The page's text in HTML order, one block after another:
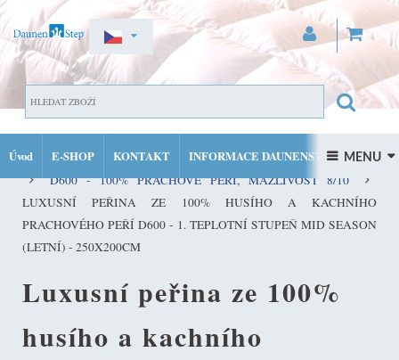
PŘIHLÁSIT SE
Úvod E-SHOP KONTAKT INFORMACE DAUNENSTEP
FACEBOOK INSTAGRAM
 MENU 
DOMŮ
KVALITNÍ PEŘINY ZE 100% PRACHOVÉHO PEŘÍ DAUNENSTEP
D600 - 100% PRACHOVÉ PEŘÍ, MAZLIVOST 8/10
LUXUSNÍ PEŘINA ZE 100% HUSÍHO A KACHNÍHO
PRACHOVÉHO PEŘÍ D600 - 1. TEPLOTNÍ STUPEŇ MID SEASON
(LETNÍ) - 250X200CM
Luxusní peřina ze 100%
husího a kachního